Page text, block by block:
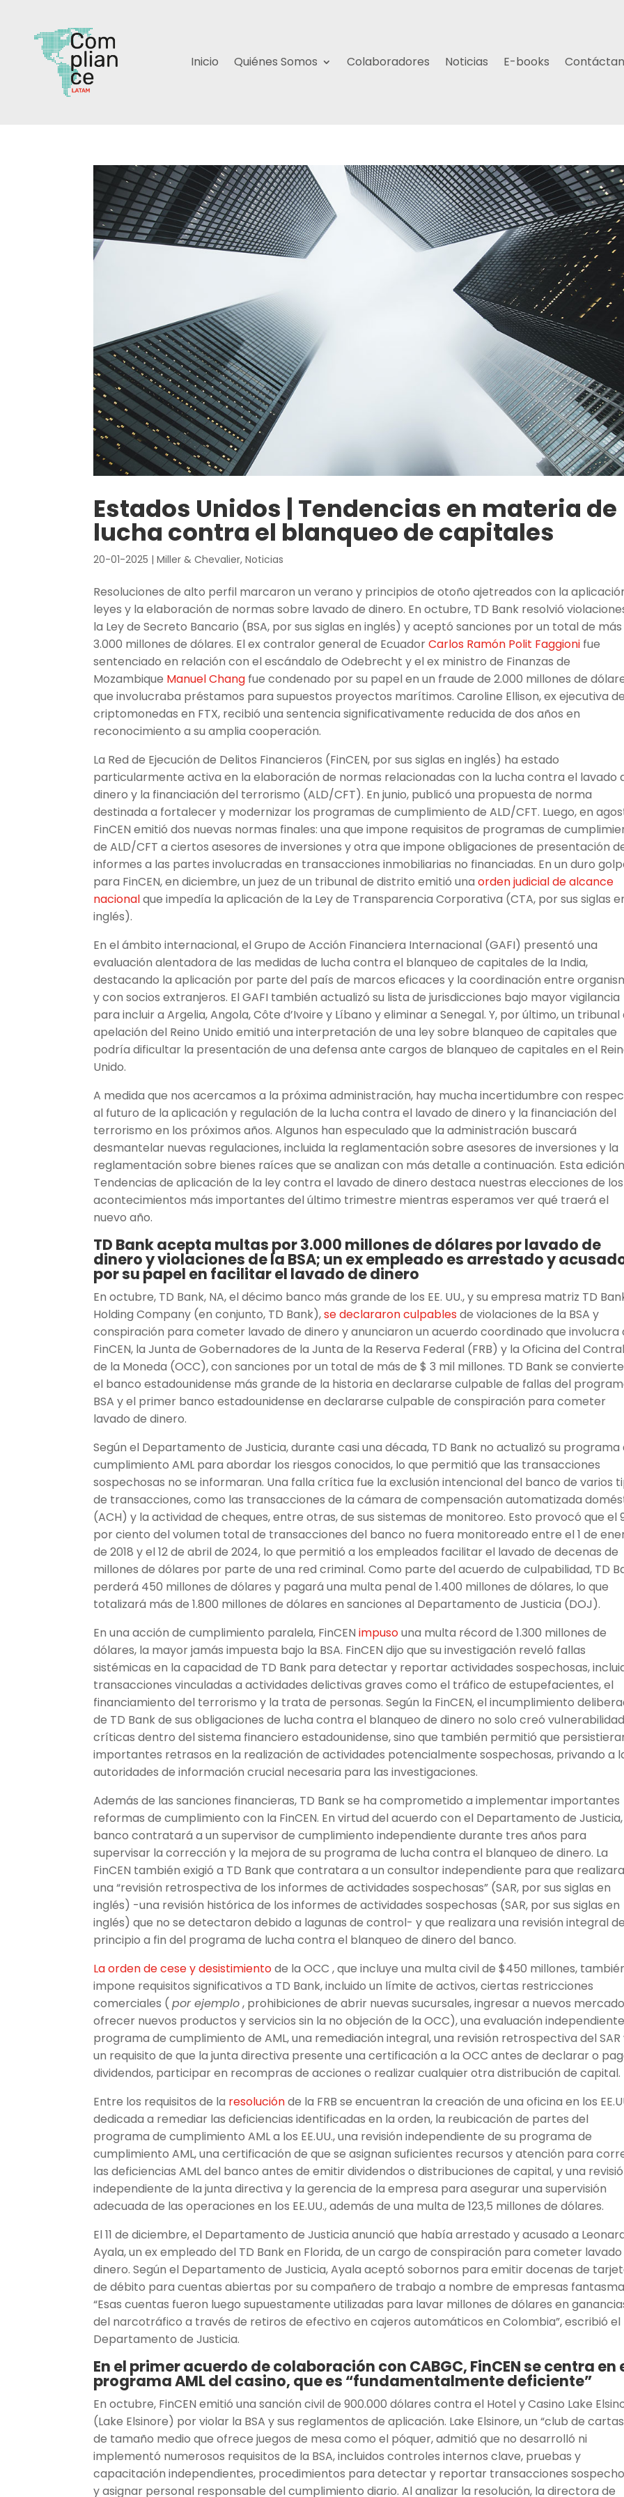
Inicio Quiénes Somos Colaboradores Noticias E-books
Estados Unidos | Tendencias en materia de
lucha contra el blanqueo de capitales
20-01-2025 |Miller & Chevalier,Noticias
Resoluciones de alto perfil marcaron un verano y principios de otoño ajetreados con la
leyes y la elaboración de normas sobre lavado de dinero. En octubre, TD Bank resolvió
la Ley de Secreto Bancario (BSA, por sus siglas en inglés) y aceptó sanciones por un total de
3.000 millones de dólares. El ex contralor general de EcuadorCarlos Ramón Polit Faggioni fue
sentenciado en relación con el escándalo de Odebrecht y el ex ministro de Finanzas de
Mozambique Manuel Chang fue condenado por su papel en un fraude de 2.000 millones de
que involucraba préstamos para supuestos proyectos marítimos. Caroline Ellison, ex ejecutiva de
criptomonedas en FTX, recibió una sentencia significativamente reducida de dos años en
reconocimiento a su amplia cooperación.
La Red de Ejecución de Delitos Financieros (FinCEN, por sus siglas en inglés) ha estado
particularmente activa en la elaboración de normas relacionadas con la lucha contra el lavado
dinero y la financiación del terrorismo (ALD/CFT). En junio, publicó una propuesta de norma
destinada a fortalecer y modernizar los programas de cumplimiento de ALD/CFT. Luego, en
FinCEN emitió dos nuevas normas finales: una que impone requisitos de programas de
de ALD/CFT a ciertos asesores de inversiones y otra que impone obligaciones de presentación
informes a las partes involucradas en transacciones inmobiliarias no financiadas. En un duro
para FinCEN, en diciembre, un juez de un tribunal de distrito emitió unaorden judicial de alcance
nacionalque impedía la aplicación de la Ley de Transparencia Corporativa (CTA, por sus siglas
inglés).
En el ámbito internacional, el Grupo de Acción Financiera Internacional (GAFI) presentó una
evaluación alentadora de las medidas de lucha contra el blanqueo de capitales de la India,
destacando la aplicación por parte del país de marcos eficaces y la coordinación entre
y con socios extranjeros. El GAFI también actualizó su lista de jurisdicciones bajo mayor vigilancia
para incluir a Argelia, Angola, Côte d’Ivoire y Líbano y eliminar a Senegal. Y, por último, un tribunal
apelación del Reino Unido emitió una interpretación de una ley sobre blanqueo de capitales que
podría dificultar la presentación de una defensa ante cargos de blanqueo de capitales en el
Unido.
A medida que nos acercamos a la próxima administración, hay mucha incertidumbre con
al futuro de la aplicación y regulación de la lucha contra el lavado de dinero y la financiación del
terrorismo en los próximos años. Algunos han especulado que la administración buscará
desmantelar nuevas regulaciones, incluida la reglamentación sobre asesores de inversiones y la
reglamentación sobre bienes raíces que se analizan con más detalle a continuación. Esta
Tendencias de aplicación de la ley contra el lavado de dinero destaca nuestras elecciones de los
acontecimientos más importantes del último trimestre mientras esperamos ver qué traerá el
nuevo año.
TD Bank acepta multas por 3.000 millones de dólares por lavado de
dinero y violaciones de la BSA; un ex empleado es arrestado y
por su papel en facilitar el lavado de dinero
En octubre, TD Bank, NA, el décimo banco más grande de los EE. UU., y su empresa matriz TD
Holding Company (en conjunto, TD Bank),se declararon culpables de violaciones de la BSA y
conspiración para cometer lavado de dinero y anunciaron un acuerdo coordinado que involucra
FinCEN, la Junta de Gobernadores de la Junta de la Reserva Federal (FRB) y la Oficina del
de la Moneda (OCC), con sanciones por un total de más de $ 3 mil millones. TD Bank se
el banco estadounidense más grande de la historia en declararse culpable de fallas del
BSA y el primer banco estadounidense en declararse culpable de conspiración para cometer
lavado de dinero.
Según el Departamento de Justicia, durante casi una década, TD Bank no actualizó su programa
cumplimiento AML para abordar los riesgos conocidos, lo que permitió que las transacciones
sospechosas no se informaran. Una falla crítica fue la exclusión intencional del banco de varios
de transacciones, como las transacciones de la cámara de compensación automatizada
(ACH) y la actividad de cheques, entre otras, de sus sistemas de monitoreo. Esto provocó que el
por ciento del volumen total de transacciones del banco no fuera monitoreado entre el 1 de
de 2018 y el 12 de abril de 2024, lo que permitió a los empleados facilitar el lavado de decenas de
millones de dólares por parte de una red criminal. Como parte del acuerdo de culpabilidad, TD
perderá 450 millones de dólares y pagará una multa penal de 1.400 millones de dólares, lo que
totalizará más de 1.800 millones de dólares en sanciones al Departamento de Justicia (DOJ).
En una acción de cumplimiento paralela, FinCENimpusouna multa récord de 1.300 millones de
dólares, la mayor jamás impuesta bajo la BSA. FinCEN dijo que su investigación reveló fallas
sistémicas en la capacidad de TD Bank para detectar y reportar actividades sospechosas,
transacciones vinculadas a actividades delictivas graves como el tráfico de estupefacientes, el
financiamiento del terrorismo y la trata de personas. Según la FinCEN, el incumplimiento
de TD Bank de sus obligaciones de lucha contra el blanqueo de dinero no solo creó
críticas dentro del sistema financiero estadounidense, sino que también permitió que
importantes retrasos en la realización de actividades potencialmente sospechosas, privando a
autoridades de información crucial necesaria para las investigaciones.
Además de las sanciones financieras, TD Bank se ha comprometido a implementar importantes
reformas de cumplimiento con la FinCEN. En virtud del acuerdo con el Departamento de
banco contratará a un supervisor de cumplimiento independiente durante tres años para
supervisar la corrección y la mejora de su programa de lucha contra el blanqueo de dinero. La
FinCEN también exigió a TD Bank que contratara a un consultor independiente para que realizara
una “revisión retrospectiva de los informes de actividades sospechosas” (SAR, por sus siglas en
inglés) -una revisión histórica de los informes de actividades sospechosas (SAR, por sus siglas en
inglés) que no se detectaron debido a lagunas de control- y que realizara una revisión integral de
principio a fin del programa de lucha contra el blanqueo de dinero del banco.
La orden de cese y desistimientode la OCC , que incluye una multa civil de $450 millones,
impone requisitos significativos a TD Bank, incluido un límite de activos, ciertas restricciones
comerciales (por ejemplo, prohibiciones de abrir nuevas sucursales, ingresar a nuevos
ofrecer nuevos productos y servicios sin la no objeción de la OCC), una evaluación
programa de cumplimiento de AML, una remediación integral, una revisión retrospectiva del SAR
un requisito de que la junta directiva presente una certificación a la OCC antes de declarar o
dividendos, participar en recompras de acciones o realizar cualquier otra distribución de capital.
Entre los requisitos de la resoluciónde la FRB se encuentran la creación de una oficina en los
dedicada a remediar las deficiencias identificadas en la orden, la reubicación de partes del
programa de cumplimiento AML a los EE.UU., una revisión independiente de su programa de
cumplimiento AML, una certificación de que se asignan suficientes recursos y atención para
las deficiencias AML del banco antes de emitir dividendos o distribuciones de capital, y una
independiente de la junta directiva y la gerencia de la empresa para asegurar una supervisión
adecuada de las operaciones en los EE.UU., además de una multa de 123,5 millones de dólares.
El 11 de diciembre, el Departamento de Justicia anunció que había arrestado y acusado a
Ayala, un ex empleado del TD Bank en Florida, de un cargo de conspiración para cometer lavado
dinero. Según el Departamento de Justicia, Ayala aceptó sobornos para emitir docenas de
de débito para cuentas abiertas por su compañero de trabajo a nombre de empresas
“Esas cuentas fueron luego supuestamente utilizadas para lavar millones de dólares en
del narcotráfico a través de retiros de efectivo en cajeros automáticos en Colombia”, escribió el
Departamento de Justicia.
En el primer acuerdo de colaboración con CABGC, FinCEN se centra en
programa AML del casino, que es “fundamentalmente deficiente”
En octubre, FinCEN emitió una sanción civil de 900.000 dólares contra el Hotel y Casino Lake
(Lake Elsinore) por violar la BSA y sus reglamentos de aplicación. Lake Elsinore, un “club de
de tamaño medio que ofrece juegos de mesa como el póquer, admitió que no desarrolló ni
implementó numerosos requisitos de la BSA, incluidos controles internos clave, pruebas y
capacitación independientes, procedimientos para detectar y reportar transacciones
y asignar personal responsable del cumplimiento diario. Al analizar la resolución, la directora de